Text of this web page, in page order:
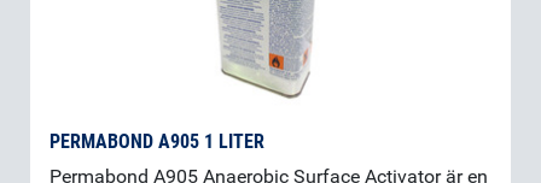
PERMABOND A905 1 LITER
Permabond A905 Anaerobic Surface Activator är en